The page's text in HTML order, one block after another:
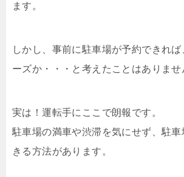
ます。
しかし、事前に駐車場が予約できれ
ーズか・・・と考えたことはありませ
実は！運転手にここで朗報です。
駐車場の満車や渋滞を気にせず、駐
きる方法があります。